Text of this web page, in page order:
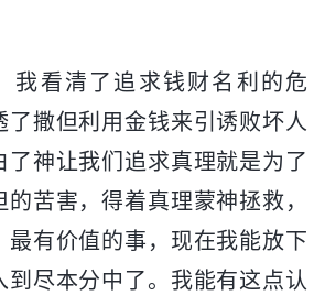
我看清了追求钱财名利的危
了撒但利用金钱来引诱败坏人
了神让我们追求真理就是为了
苦害，得着真理蒙神拯救，
最有价值的事，现在我能放下
到尽本分中了。我能有这点认